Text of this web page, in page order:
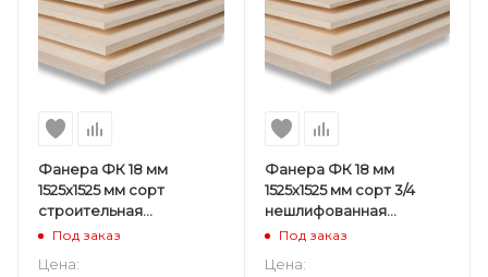
Фанера ФК 18 мм
1525х1525 мм сорт
строительная
нешлифованная
Под заказ
Цена:
Фанера ФК 18 мм
1525х1525 мм сорт 3/4
нешлифованная
березовая
Под заказ
Цена: